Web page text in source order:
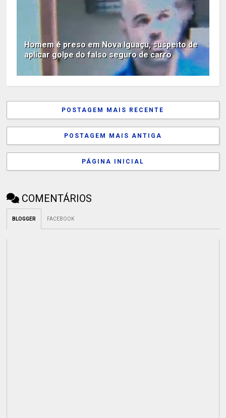
Homem é preso em Nova Iguaçu, suspeito de
aplicar golpe do falso seguro de carro
POSTAGEM MAIS RECENTE
POSTAGEM MAIS ANTIGA
PÁGINA INICIAL
COMENTÁRIOS
BLOGGER FACEBOOK